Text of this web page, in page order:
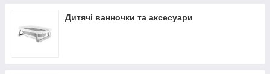
Дитячі ванночки та аксесуари